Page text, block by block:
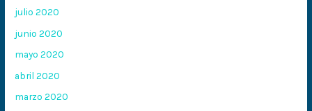
julio 2020
junio 2020
mayo 2020
abril 2020
marzo 2020